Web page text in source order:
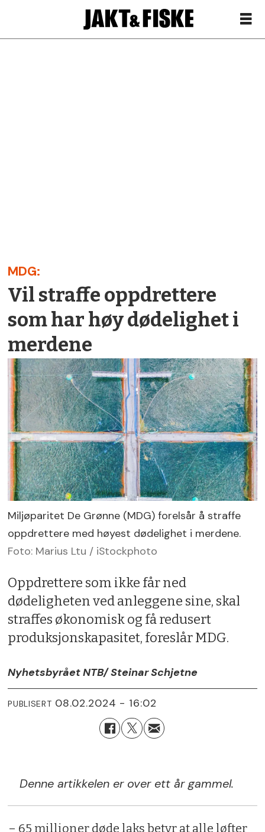
MDG:
Vil straffe oppdrettere
som har høy dødelighet i
merdene
Miljøparitet De Grønne (MDG) forelsår å straffe
oppdrettere med høyest dødelighet i merdene.
Foto: Marius Ltu / iStockphoto
Oppdrettere som ikke får ned
dødeligheten ved anleggene sine, skal
straffes økonomisk og få redusert
produksjonskapasitet, foreslår MDG.
Nyhetsbyrået NTB/ Steinar Schjetne
PUBLISERT 08.02.2024 - 16:02
Denne artikkelen er over ett år gammel.
– 65 millioner døde laks betyr at alle løfter